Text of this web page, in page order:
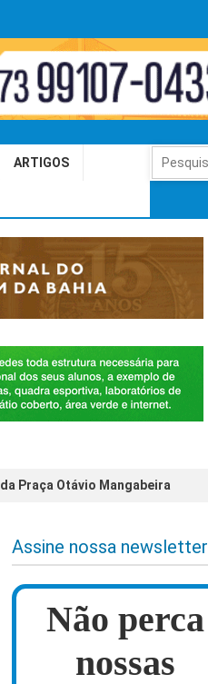
ARTIGOS
Praça Otávio Mangabeira
Assine nossa newsletter
Não perca
nossas